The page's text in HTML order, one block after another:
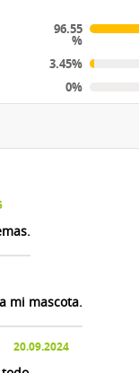
96.55
%
3.45%
0%
mi mascota.
20.09.2024